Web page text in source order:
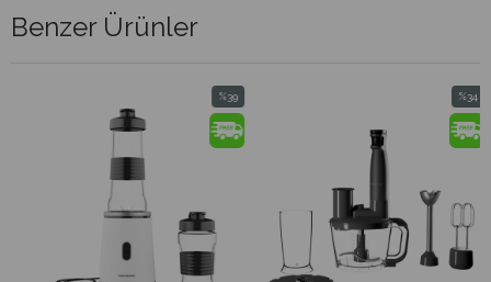
Benzer Ürünler
%39
İndirim
%39İndirim
%34
İndirim